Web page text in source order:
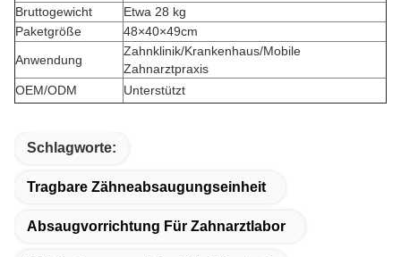
Bruttogewicht
Etwa 28 kg
Paketgröße
48×40×49cm
Anwendung
Zahnklinik/Krankenhaus/Mobile
Zahnarztpraxis
OEM/ODM
Unterstützt
Schlagworte:
Tragbare Zähneabsaugungseinheit
Absaugvorrichtung Für Zahnarztlabor